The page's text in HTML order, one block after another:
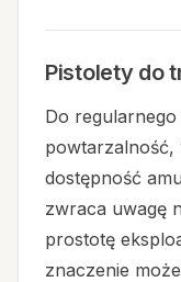
Pistolety do
Do
powtarzalność,
dostępność
zwraca uwagę
prostotę
znaczenie